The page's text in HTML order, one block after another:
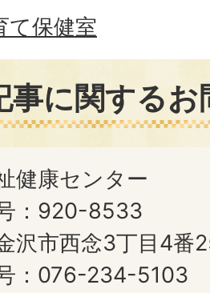
て保健室
事に関する
健康センター
：920-8533
沢市西念3丁目4番
：076-234-5103